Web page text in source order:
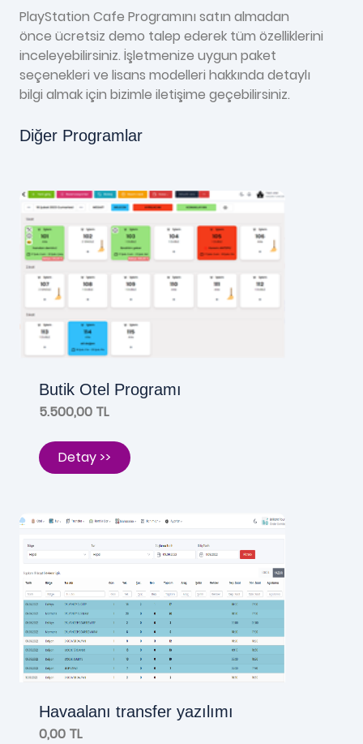
PlayStation Cafe Programını satın almadan
önce ücretsiz demo talep ederek tüm özelliklerini
inceleyebilirsiniz. İşletmenize uygun paket
seçenekleri ve lisans modelleri hakkında detaylı
bilgi almak için bizimle iletişime geçebilirsiniz.
Diğer Programlar
Butik Otel Programı
5.500,00 TL
Detay >>
Havaalanı transfer yazılımı
0,00 TL